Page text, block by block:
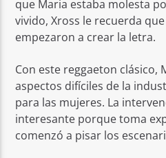
que Maria estaba molesta
vivido, Xross le recuerda
empezaron a crear la letra.
Con este reggaeton clásico,
aspectos difíciles de la
para las mujeres. La
interesante porque toma
comenzó a pisar los